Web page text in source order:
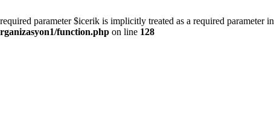
parameter $icerik is implicitly treated as a required parameter in
function.php on line 128